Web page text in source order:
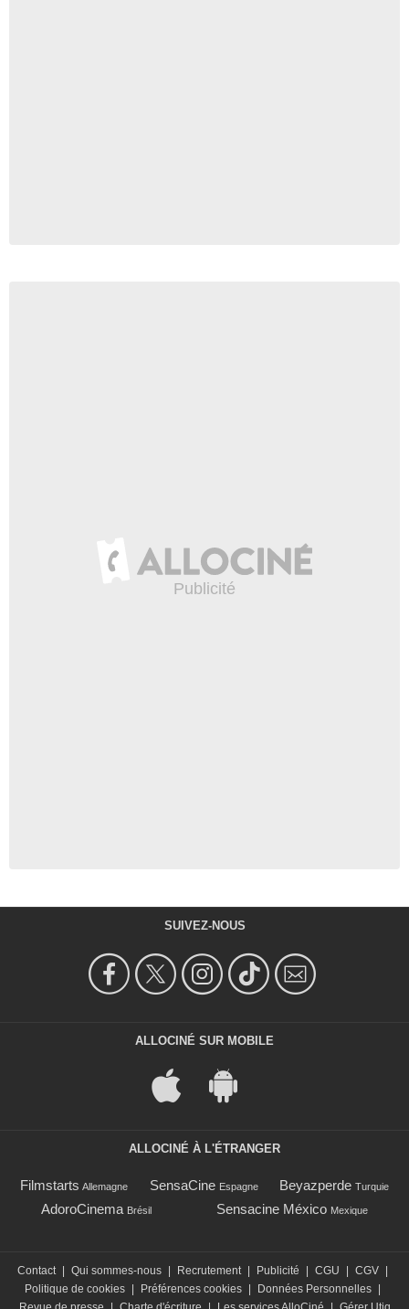
SUIVEZ-NOUS
ALLOCINÉ SUR MOBILE
ALLOCINÉ À L'ÉTRANGER
Filmstarts Allemagne SensaCine Espagne Beyazperde Turquie
AdoroCinema Brésil Sensacine México Mexique
Contact Qui sommes-nous Recrutement Publicité CGU CGV
Politique de cookies
Préférences cookies Données Personnelles